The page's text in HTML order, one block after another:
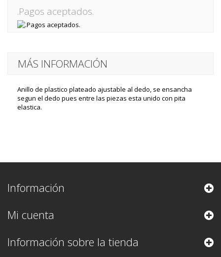
.Pagos aceptados.
MÁS INFORMACIÓN
Anillo de plastico plateado ajustable al dedo, se ensancha
segun el dedo pues entre las piezas esta unido con pita
elastica.
Información
Mi cuenta
Información sobre la tienda